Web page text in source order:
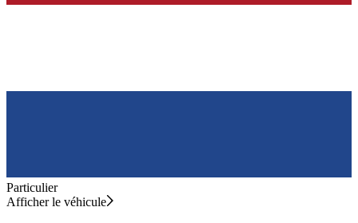
Particulier
Afficher le véhicule